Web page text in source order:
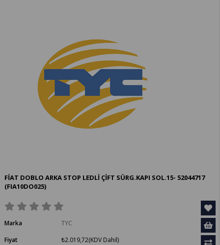
FİAT DOBLO ARKA STOP LEDLİ ÇİFT SÜRG.KAPI SOL.15- 52044717
(FIA10DO025)
Marka
TYC
Fiyat
₺2.019,72(KDV Dahil)